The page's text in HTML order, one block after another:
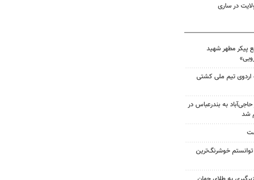
در ساری
پیکر مطهر شهید
تیم ملی کشتی
به بندرعباس در
شد
خوشرنگ‌ترین